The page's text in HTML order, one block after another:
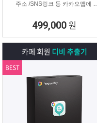
주소 /SNS링크 등 카카오맵에
수집하는 DB추출 프로그램
499,000 원
카페 회원 디비 추출기
BEST